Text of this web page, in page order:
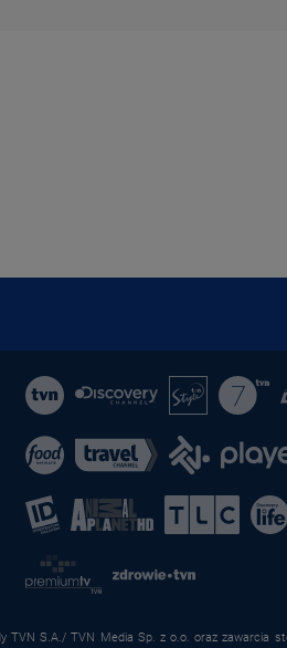
TVN S.A./ TVN Media Sp. z o.o. oraz